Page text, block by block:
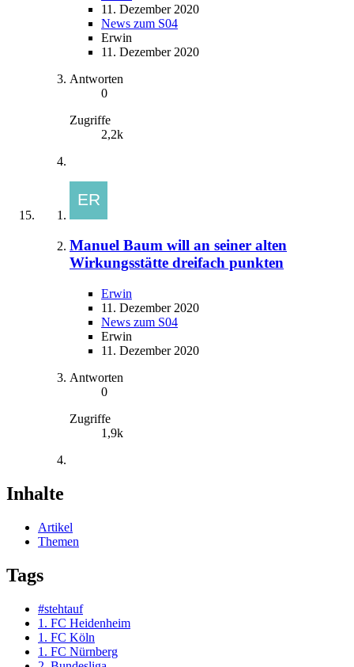
11. Dezember 2020
News zum S04
Erwin
11. Dezember 2020
Antworten
0
Zugriffe
2,2k
Manuel Baum will an seiner alten
Wirkungsstätte dreifach punkten
Erwin
11. Dezember 2020
News zum S04
Erwin
11. Dezember 2020
Antworten
0
Zugriffe
1,9k
Inhalte
Artikel
Themen
Tags
#stehtauf
1. FC Heidenheim
1. FC Köln
1. FC Nürnberg